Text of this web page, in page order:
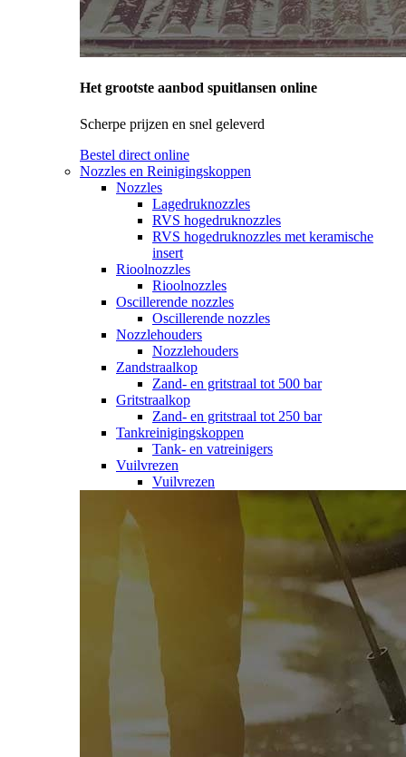
Het grootste aanbod spuitlansen online
Scherpe prijzen en snel geleverd
Bestel direct online
Nozzles en Reinigingskoppen
Nozzles
Lagedruknozzles
RVS hogedruknozzles
RVS hogedruknozzles met keramische
insert
Rioolnozzles
Rioolnozzles
Oscillerende nozzles
Oscillerende nozzles
Nozzlehouders
Nozzlehouders
Zandstraalkop
Zand- en gritstraal tot 500 bar
Gritstraalkop
Zand- en gritstraal tot 250 bar
Tankreinigingskoppen
Tank- en vatreinigers
Vuilvrezen
Vuilvrezen